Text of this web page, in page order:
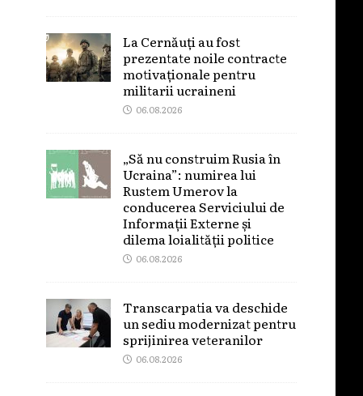
La Cernăuți au fost
prezentate noile contracte
motivaționale pentru
militarii ucraineni
06.08.2026
„Să nu construim Rusia în
Ucraina”: numirea lui
Rustem Umerov la
conducerea Serviciului de
Informații Externe și
dilema loialității politice
06.08.2026
Transcarpatia va deschide
un sediu modernizat pentru
sprijinirea veteranilor
06.08.2026